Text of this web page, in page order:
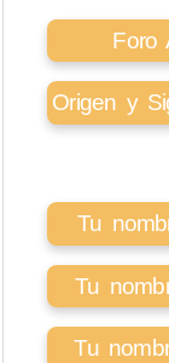
Foro
Origen y
Tu
Tu
Tu